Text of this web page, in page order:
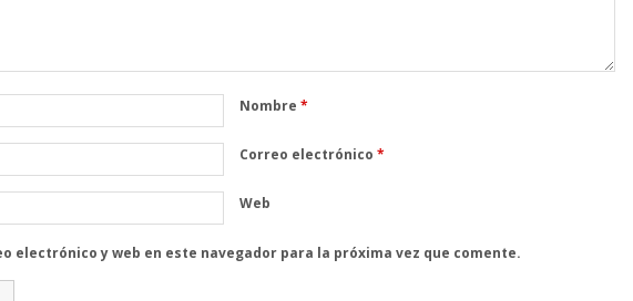
Nombre *
Correo electrónico *
Web
electrónico y web en este navegador para la próxima vez que comente.